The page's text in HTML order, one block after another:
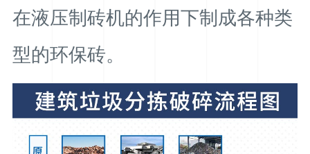
在液压制砖机的作用下制成各种类
型的环保砖。